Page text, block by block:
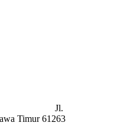
Jl.
Timur 61263